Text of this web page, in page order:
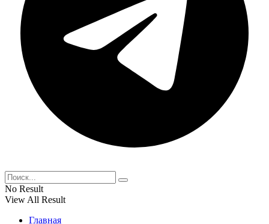
No Result
View All Result
Главная